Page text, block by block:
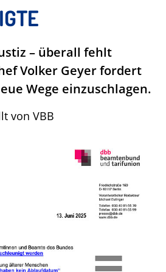
– überall fehlt
Volker Geyer fordert
Wege einzuschlagen.
von VBB